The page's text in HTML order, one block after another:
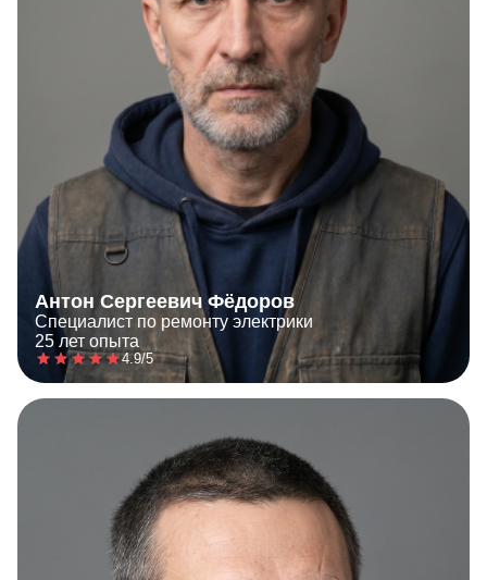
Антон Сергеевич Фёдоров
Специалист по ремонту электрики
25 лет опыта
4.9/5